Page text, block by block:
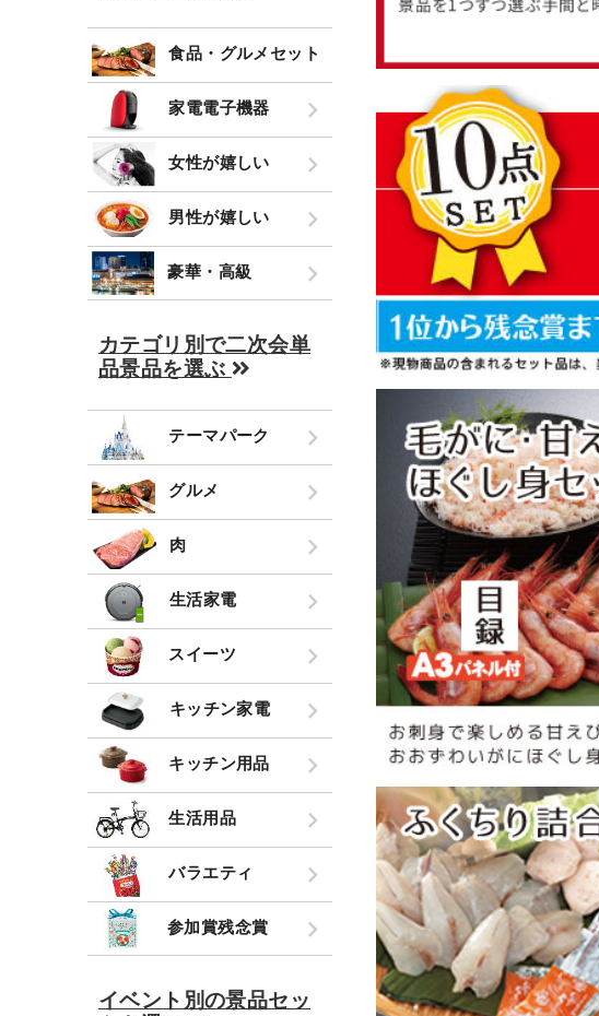
食品・グルメセット
家電電子機器
女性が嬉しい
男性が嬉しい
豪華・高級
カテゴリ別で二次会単
品景品を選ぶ
テーマパーク
グルメ
肉
生活家電
スイーツ
キッチン家電
キッチン用品
生活用品
バラエティ
参加賞残念賞
イベント別の景品セッ